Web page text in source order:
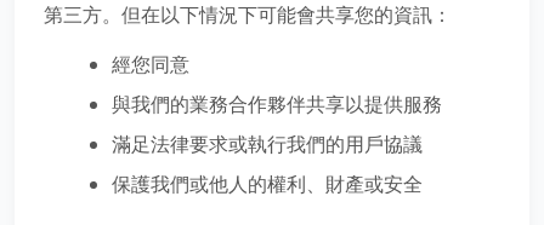
第三方。但在以下情況下可能會共享您的資訊：
經您同意
與我們的業務合作夥伴共享以提供服務
滿足法律要求或執行我們的用戶協議
保護我們或他人的權利、財產或安全